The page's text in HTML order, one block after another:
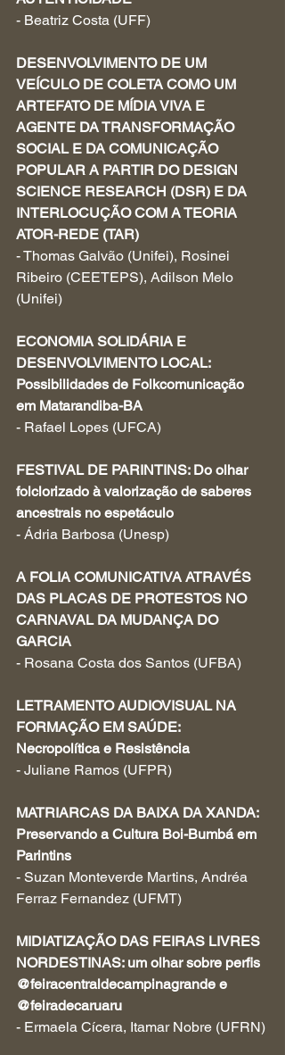
- Beatriz Costa (UFF)
DESENVOLVIMENTO DE UM
VEÍCULO DE COLETA COMO UM
ARTEFATO DE MÍDIA VIVA E
AGENTE DA TRANSFORMAÇÃO
SOCIAL E DA COMUNICAÇÃO
POPULAR A PARTIR DO DESIGN
SCIENCE RESEARCH (DSR) E DA
INTERLOCUÇÃO COM A TEORIA
ATOR-REDE (TAR)
- Thomas Galvão (Unifei), Rosinei
Ribeiro (CEETEPS), Adilson Melo
(Unifei)
ECONOMIA SOLIDÁRIA E
DESENVOLVIMENTO LOCAL:
Possibilidades de Folkcomunicação
em Matarandiba-BA
- Rafael Lopes (UFCA)
FESTIVAL DE PARINTINS: Do olhar
folclorizado à valorização de saberes
ancestrais no espetáculo
- Ádria Barbosa (Unesp)
A FOLIA COMUNICATIVA ATRAVÉS
DAS PLACAS DE PROTESTOS NO
CARNAVAL DA MUDANÇA DO
GARCIA
- Rosana Costa dos Santos (UFBA)
LETRAMENTO AUDIOVISUAL NA
FORMAÇÃO EM SAÚDE:
Necropolítica e Resistência
- Juliane Ramos (UFPR)
MATRIARCAS DA BAIXA DA XANDA:
Preservando a Cultura Boi-Bumbá em
Parintins
- Suzan Monteverde Martins, Andréa
Ferraz Fernandez (UFMT)
MIDIATIZAÇÃO DAS FEIRAS LIVRES
NORDESTINAS: um olhar sobre perfis
@feiracentraldecampinagrande e
@feiradecaruaru
- Ermaela Cícera, Itamar Nobre (UFRN)